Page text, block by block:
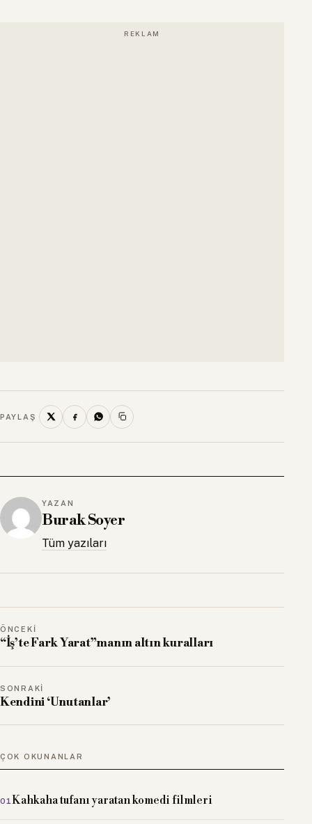
PAYLAŞ
YAZAN
Burak Soyer
Tüm yazıları
ÖNCEKI
“İş’te Fark Yarat”manın altın kuralları
SONRAKI
Kendini ‘Unutanlar’
ÇOK OKUNANLAR
Kahkaha tufanı yaratan komedi filmleri